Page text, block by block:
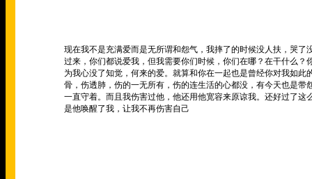
现在我不是充满爱而是无所谓和怨气，我摔了的时候没人扶，哭
过来，你们都说爱我，但我需要你们时候，你们在哪？在干什么
为我心没了知觉，何来的爱。就算和你在一起也是曾经你对我如
骨，伤透肺，伤的一无所有，伤的连生活的心都没，有今天也是
一直守着。而且我伤害过他，他还用他宽容来原谅我。还好过了
是他唤醒了我，让我不再伤害自己